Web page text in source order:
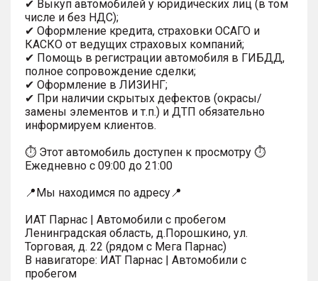
✔ Выкуп автомобилей у юридических лиц (в том
числе и без НДС);
✔ Оформление кредита, страховки ОСАГО и
КАСКО от ведущих страховых компаний;
✔ Помощь в регистрации автомобиля в ГИБДД,
полное сопровождение сделки;
✔ Оформление в ЛИЗИНГ;
✔ При наличии скрытых дефектов (окрасы/
замены элементов и т.п.) и ДТП обязательно
информируем клиентов.
⏱ Этот автомобиль доступен к просмотру ⏱
Ежедневно с 09:00 до 21:00
📍Мы находимся по адресу📍
ИАТ Парнас | Автомобили с пробегом
Ленинградская область, д.Порошкино, ул.
Торговая, д. 22 (рядом с Мега Парнас)
В навигаторе: ИАТ Парнас | Автомобили с
пробегом